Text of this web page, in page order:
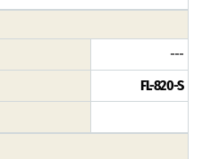
---
FL-820-S